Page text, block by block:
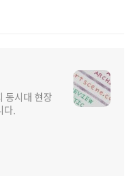
동시대 현장
.